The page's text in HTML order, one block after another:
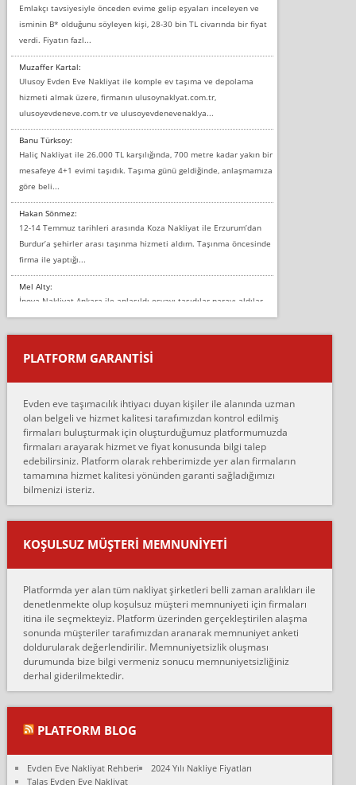
Emlakçı tavsiyesiyle önceden evime gelip eşyaları inceleyen ve
isminin B* olduğunu söyleyen kişi, 28-30 bin TL civarında bir fiyat
verdi. Fiyatın fazl...
Muzaffer Kartal:
Ulusoy Evden Eve Nakliyat ile komple ev taşıma ve depolama
hizmeti almak üzere, firmanın ulusoynaklyat.com.tr,
ulusoyevdeneve.com.tr ve ulusoyevdenevenaklya...
Banu Türksoy:
Haliç Nakliyat ile 26.000 TL karşılığında, 700 metre kadar yakın bir
mesafeye 4+1 evimi taşıdık. Taşıma günü geldiğinde, anlaşmamıza
göre beli...
Hakan Sönmez:
12-14 Temmuz tarihleri arasında Koza Nakliyat ile Erzurum’dan
Burdur’a şehirler arası taşınma hizmeti aldım. Taşınma öncesinde
firma ile yaptığı...
Mel Alty:
İnova Nakliyat Ankara ile anlaşıldı eşyayı taşıdılar parayı aldılar.
Salon duvarına bir baktım birisi boydan alüminyum renkli bantı
yapıştırm...
Murat:
çalıştıklarını, müş...
Ahmet:
Lüleburgaz güngünes evden eve naklyat eşyalarımı taşımak için
anlaştık sabah eve geldiklerinde de eşyalarımı düzgün şekilde
sarcaz demelerine r...
mehmet güldü:
Ankara ALİCANLAR NAKLİYAT Tutarsız ve ticari ahlak problemleri
var verdikleri fiyat teklifini arttırdılar. Sonrasında taşıma gününde
oldukça tutarsı...
Ankara Alicanlar naklyat tel 5465524025. 2600 TL'ye ankaradan
Konya ya Alicanlar naklyat la anlaştık bu şahıs evin taşınacağı gün
fiyatın mazoto gele...
Fatih kokmese:
Diyarbakır dan eşyamı getirtmek için anlaştım sözleşme yaptım.
Son anda fiyat artırdılar.. mecburiyetten tasittim.. bu kişiler ağrılı
Ali:
olduk. Asansörlü dediler sonra uraya asansör kurulmaz dediler
fark istediler. ortada asa...
PLATFORM GARANTİSİ
Evden eve taşımacılık ihtiyacı duyan kişiler ile alanında uzman
olan belgeli ve hizmet kalitesi tarafımızdan kontrol edilmiş
firmaları buluşturmak için oluşturduğumuz platformumuzda
firmaları arayarak hizmet ve fiyat konusunda bilgi talep
edebilirsiniz. Platform olarak rehberimizde yer alan firmaların
tamamına hizmet kalitesi yönünden garanti sağladığımızı
bilmenizi isteriz.
KOŞULSUZ MÜŞTERI MEMNUNIYETI
Platformda yer alan tüm nakliyat şirketleri belli zaman aralıkları ile
denetlenmekte olup koşulsuz müşteri memnuniyeti için firmaları
itina ile seçmekteyiz. Platform üzerinden gerçekleştirilen alaşma
sonunda müşteriler tarafımızdan aranarak memnuniyet anketi
doldurularak değerlendirilir. Memnuniyetsizlik oluşması
durumunda bize bilgi vermeniz sonucu memnuniyetsizliğiniz
derhal giderilmektedir.
PLATFORM BLOG
Evden Eve Nakliyat Rehberi
2024 Yılı Nakliye Fiyatları
Talas Evden Eve Nakliyat